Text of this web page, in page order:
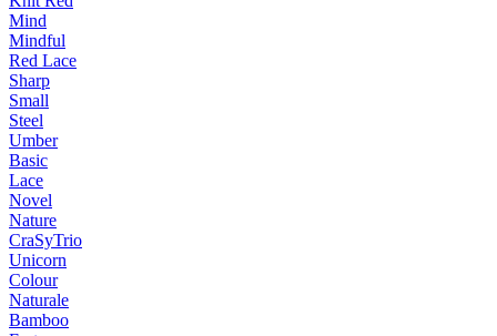
Mind
Mindful
Red Lace
Sharp
Small
Steel
Umber
Basic
Lace
Novel
Nature
CraSyTrio
Unicorn
Colour
Naturale
Bamboo